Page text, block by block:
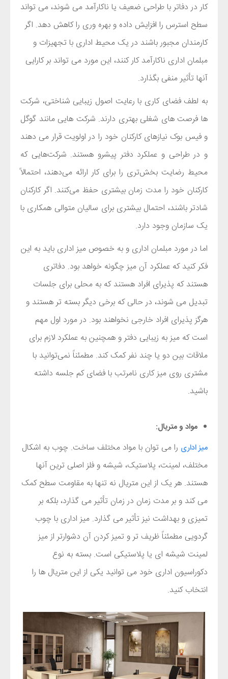
کار در دفاتر با طراحی ضعیف یا ناکارآمد می شوند، می تواند
سطح استرس را افزایش داده و بهره وری را کاهش دهد. اگر
کارمندان مجبور باشند در یک محیط اداری با تجهیزات و
مبلمان اداری ناکارآمد کار کنند، این مورد می تواند بر کارایی
آنها تأثیر منفی بگذارد.
به لطف فضای کاری با رعایت اصول زیبایی شناختی، شرکت
ها فرصت های شغلی بهتری دارند. شرکت هایی مانند گوگل
و فیس بوک نیازهای کارکنان خود را در اولویت قرار می دهند
و در طراحی و عملکرد دفتر پیشرو هستند. شرکت‌هایی که
محیط رضایت ‌بخش‌تری را برای کار ارائه می‌دهند، احتمالاً
کارکنان خود را مدت زمان بیشتری حفظ می‌کنند. اگر کارکنان
شادتر باشند، احتمال بیشتری برای سالیان متوالی همکاری با
یک سازمان وجود دارد.
اما در مورد مبلمان اداری و به خصوص میز اداری باید به این
فکر کنید که عملکرد آن میز چگونه خواهد بود. دفاتری
هستند که پذیرای افراد هستند که به محلی برای جلسات
تبدیل می شوند، در حالی که برخی دیگر بسته تر هستند و
هرگز پذیرای افراد خارجی نخواهند بود. در مورد اول مهم
است که میز به زیبایی دفتر و همچنین به عملکرد لازم برای
ملاقات بین دو یا چند نفر کمک کند. مطمئناً نمی‌توانید با
مشتری روی میز کاری نامرتب با فضای کم جلسه داشته
باشید.
مواد و متریال:
میز اداری را می توان با مواد مختلف ساخت. چوب به اشکال
مختلف، لمینت، پلاستیک، شیشه و فلز اصلی ترین آنها
هستند. هر یک از این متریال نه تنها به مقاومت سطح کمک
می کند و بر مدت زمان در زمان تأثیر می گذارد، بلکه بر
تمیزی و بهداشت نیز تأثیر می گذارد. میز اداری با چوب
گردویی مطمئناً ظریف تر و تمیز کردن آن دشوارتر از میز
لمینت شیشه ای یا پلاستیکی است. بسته به نوع
دکوراسیون اداری خود می توانید یکی از این متریال ها را
انتخاب کنید.